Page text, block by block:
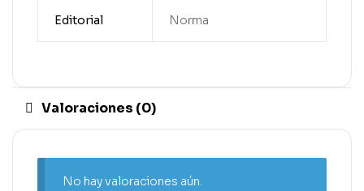
Editorial Norma
Valoraciones (0)
No hay valoraciones aún.